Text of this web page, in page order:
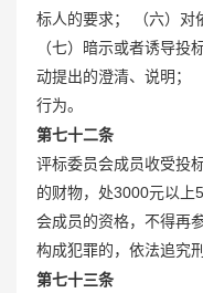
标人的要求； （六）对
（七）暗示或者诱导投
动提出的澄清、说明；
行为。
第七十二条
评标委员会成员收受投
的财物，处3000元以上
会成员的资格，不得再
构成犯罪的，依法追究
第七十三条